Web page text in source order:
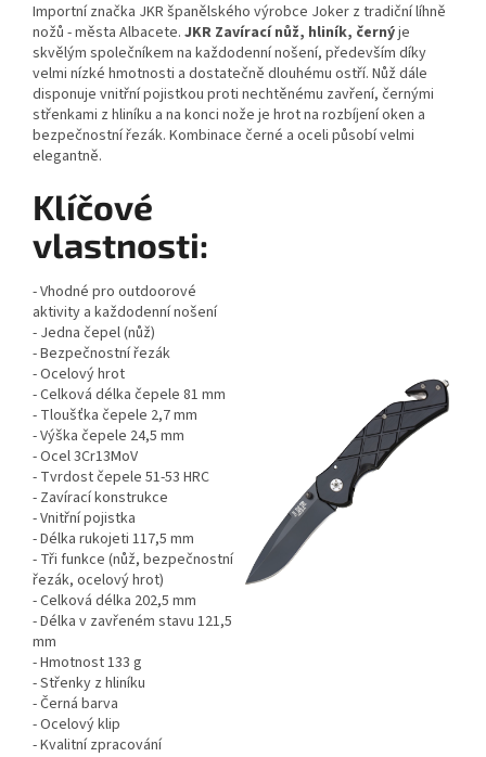
Importní značka JKR španělského výrobce Joker z tradiční líhně
nožů - města Albacete. JKR Zavírací nůž, hliník, černýje
skvělým společníkem na každodenní nošení, především díky
velmi nízké hmotnosti a dostatečně dlouhému ostří. Nůž dále
disponuje vnitřní pojistkou proti nechtěnému zavření, černými
střenkami z hliníku a na konci nože je hrot na rozbíjení oken a
bezpečnostní řezák. Kombinace černé a oceli působí velmi
elegantně.
Klíčové
vlastnosti:
- Vhodné pro outdoorové
aktivity a každodenní nošení
- Jedna čepel (nůž)
- Bezpečnostní řezák
- Ocelový hrot
- Celková délka čepele 81 mm
- Tloušťka čepele 2,7 mm
- Výška čepele 24,5 mm
- Ocel 3Cr13MoV
- Tvrdost čepele 51-53 HRC
- Zavírací konstrukce
- Vnitřní pojistka
- Délka rukojeti 117,5 mm
- Tři funkce (nůž, bezpečnostní
řezák, ocelový hrot)
- Celková délka 202,5 mm
- Délka v zavřeném stavu 121,5
mm
- Hmotnost 133 g
- Střenky z hliníku
- Černá barva
- Ocelový klip
- Kvalitní zpracování